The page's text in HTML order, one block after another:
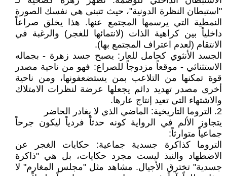
"استبطان النظرة الدونية"، حيث تتبنى هي نفسك الصورة
النمطية التي يرسمها المجتمع عنها. هذا يخلق صراعاً
داخلياً بين كراهية الذات (لانتمائها للغجر) والرغبة في
الانتقام (لعدم اعتراف المجتمع بها).
الجسد الأنثوي كحامل للعار: يصبح جسد زهرة - بجماله
الاستثنائي - موقعاً مزدوجاً للصراع: فهو من ناحية مصدر
قوة تمكنها من التلاعب بمن يستضعفونها، ومن ناحية
أخرى مصدر تهديد دائم يجعلها عرضة لنظرات الامتلاك
والاشتهاء التي تعيد إنتاج عارها.
2. التروما التاريخية: الماضي الذي لا يغادر الحاضر
يتجاوز الألم في الرواية كونه حدثاً فردياً ليكون جرحاً
جماعياً متوارثاً:
التروما كذاكرة جسدية جماعية: حكايات الغجر عن
الاضطهاد والنبذ ليست مجرد حكايات، بل هي "ذاكرة
جسدية" تخترق الأجيال. مشاهد مثل "مجلس المغارم" لا